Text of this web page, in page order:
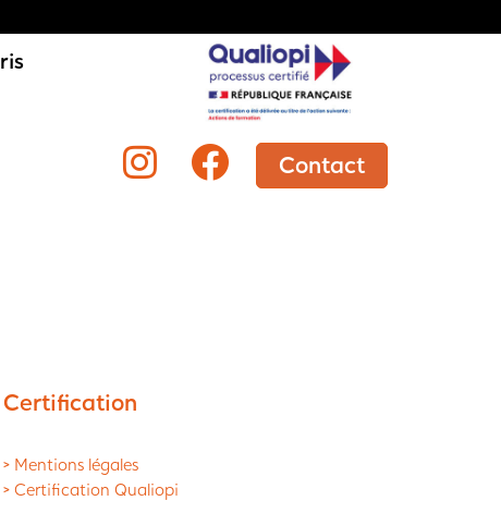
Contact
Certification
> Mentions légales
> Certification Qualiopi